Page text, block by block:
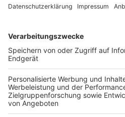
schicken lassen.
der neuen Filiale der Standort
Auch der Kundenservice sei
gewährleistet.
Anzeige